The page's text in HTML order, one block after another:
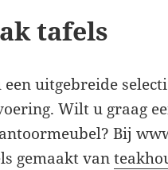
tafels
uitgebreide
Wilt u graag
Bij
gemaakt van